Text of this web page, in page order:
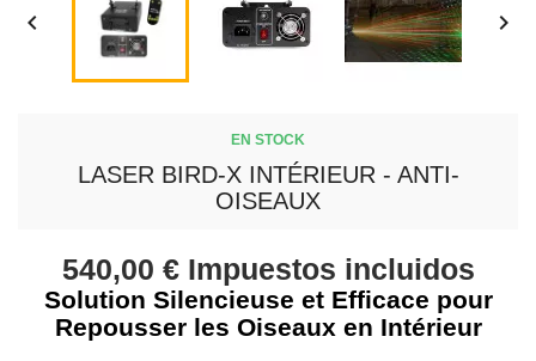
 
EN STOCK
LASER BIRD-X INTÉRIEUR - ANTI-
OISEAUX
540,00 € Impuestos incluidos
Solution Silencieuse et Efficace pour
Repousser les Oiseaux en Intérieur